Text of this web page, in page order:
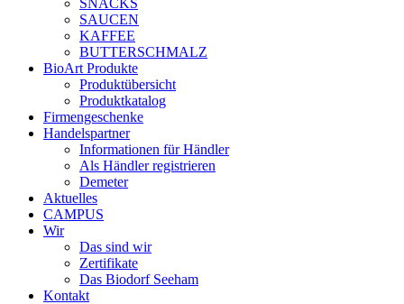
SNACKS
SAUCEN
KAFFEE
BUTTERSCHMALZ
BioArt Produkte
Produktübersicht
Produktkatalog
Firmengeschenke
Handelspartner
Informationen für Händler
Als Händler registrieren
Demeter
Aktuelles
CAMPUS
Wir
Das sind wir
Zertifikate
Das Biodorf Seeham
Kontakt